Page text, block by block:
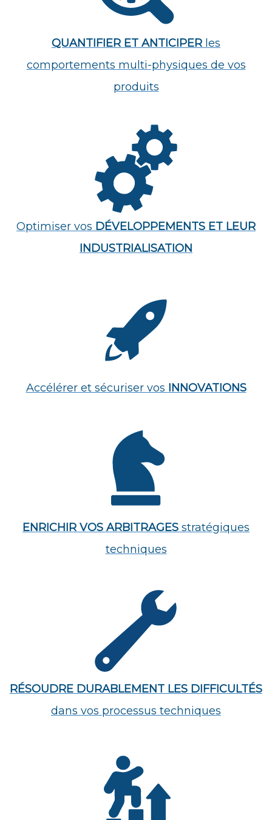
QUANTIFIER ET ANTICIPER les
comportements multi-physiques de vos
produits
Optimiser vos DÉVELOPPEMENTS ET LEUR
INDUSTRIALISATION
Accélérer et sécuriser vos INNOVATIONS
ENRICHIR VOS ARBITRAGES stratégiques
techniques
RÉSOUDRE DURABLEMENT LES DIFFICULTÉS
dans vos processus techniques